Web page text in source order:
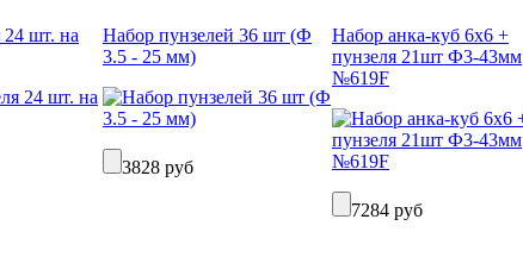
24 шт. на
Набор пунзелей 36 шт (Ф
3.5 - 25 мм)
3828 руб
Набор анка-куб 6х6 +
пунзеля 21шт Ф3-43мм
№619F
7284 руб